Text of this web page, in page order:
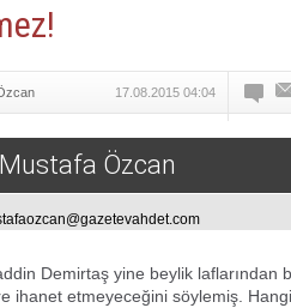
17.08.2015 04:04
Mustafa Özcan
Demirtaş yine beylik laflarından
ihanet etmeyeceğini söylemiş.